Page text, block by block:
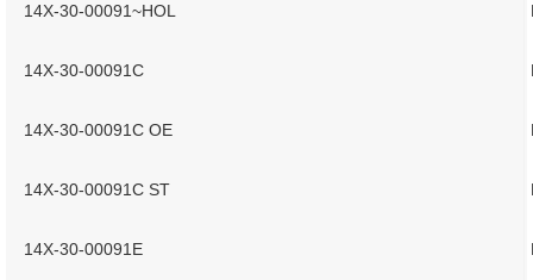
14X-30-00091~HOL
14X-30-00091C
14X-30-00091C OE
14X-30-00091C ST
14X-30-00091E